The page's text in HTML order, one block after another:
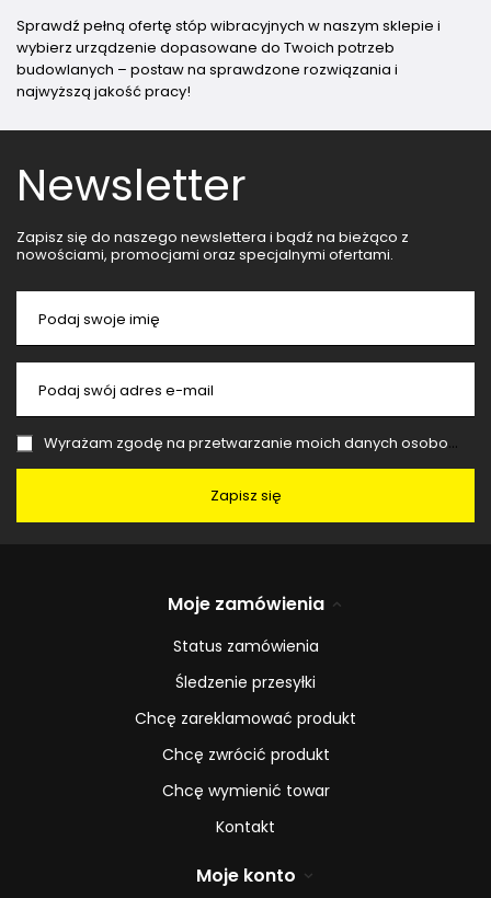
Sprawdź pełną ofertę stóp wibracyjnych w naszym sklepie i
wybierz urządzenie dopasowane do Twoich potrzeb
budowlanych – postaw na sprawdzone rozwiązania i
najwyższą jakość pracy!
Newsletter
Zapisz się do naszego newslettera i bądź na bieżąco z
nowościami, promocjami oraz specjalnymi ofertami.
Podaj swoje imię
Podaj swój adres e-mail
Wyrażam zgodę na przetwarzanie moich danych osobowych (adres e-mail) na potrzeby wysyłki newslettera z informacją handlową (marketing). Więcej w
Zapisz się
Moje zamówienia
Status zamówienia
Śledzenie przesyłki
Chcę zareklamować produkt
Chcę zwrócić produkt
Chcę wymienić towar
Kontakt
Moje konto